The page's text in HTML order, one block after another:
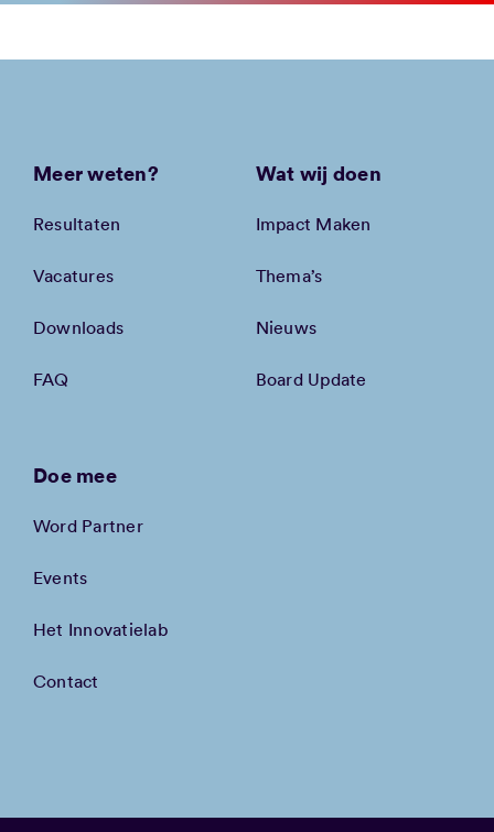
Meer weten?
Resultaten
Vacatures
Downloads
FAQ
Wat wij doen
Impact Maken
Thema’s
Nieuws
Board Update
Doe mee
Word Partner
Events
Het Innovatielab
Contact